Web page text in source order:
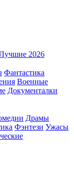
2026
Фантастика
Военные
Документалки
Драмы
Фэнтези Ужасы